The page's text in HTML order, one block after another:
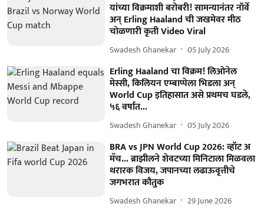
यांच्या विक्रमाशी बरोबरी! सामन्यानंतर नॉर्वे
अन् Erling Haaland ची जखमेवर मीठ
चोळणारी कृती Video Viral
Swadesh Ghanekar 05 July 2026
Erling Haaland चा विक्रम! लिओनेल
मेस्सी, किलियन एम्बाप्पेला भिडला अन्
World Cup इतिहासात असे प्रथमच घडले,
५६ वर्षांत...
Swadesh Ghanekar 05 July 2026
BRA vs JPN World Cup 2026: व्हॉट अ
मॅच... ब्राझीलने शेवटच्या मिनिटाला मिळवला
थरारक विजय, जपानच्या लढाऊवृत्तीचे
जगभरात कौतुक
Swadesh Ghanekar 29 June 2026